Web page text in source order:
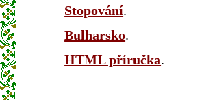
Stopování.
Bulharsko.
HTML příručka.